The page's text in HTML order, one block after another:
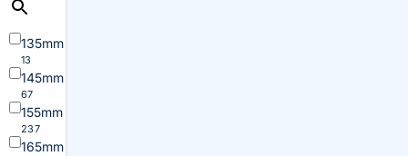
135mm
13
145mm
67
155mm
237
165mm